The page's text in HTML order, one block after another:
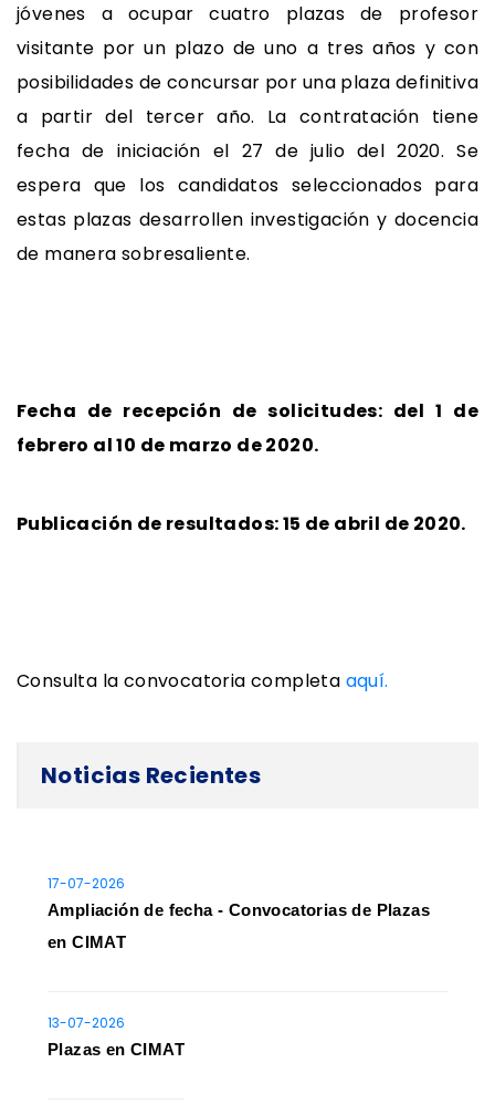
jóvenes a ocupar cuatro plazas de profesor
visitante por un plazo de uno a tres años y con
posibilidades de concursar por una plaza definitiva
a partir del tercer año. La contratación tiene
fecha de iniciación el 27 de julio del 2020. Se
espera que los candidatos seleccionados para
estas plazas desarrollen investigación y docencia
de manera sobresaliente.
Fecha de recepción de solicitudes: del 1 de
febrero al 10 de marzo de 2020.
Publicación de resultados: 15 de abril de 2020.
Consulta la convocatoria completa aquí.
Noticias Recientes
17-07-2026
Ampliación de fecha - Convocatorias de Plazas
en CIMAT
13-07-2026
Plazas en CIMAT